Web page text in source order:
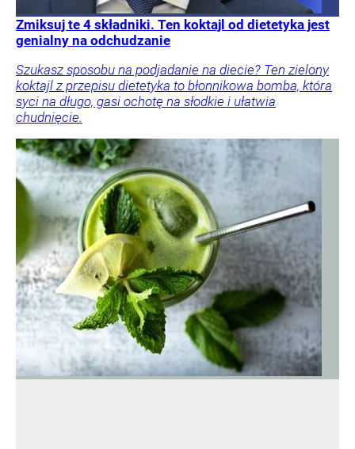
Zmiksuj te 4 składniki. Ten koktajl od dietetyka jest
genialny na odchudzanie
Szukasz sposobu na podjadanie na diecie? Ten zielony
koktajl z przepisu dietetyka to błonnikowa bomba, która
syci na długo, gasi ochotę na słodkie i ułatwia
chudnięcie.